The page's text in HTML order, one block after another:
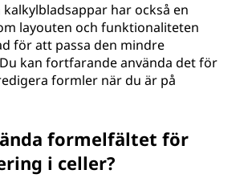
kalkylbladsappar har också en
layouten och funktionaliteten
för att passa den mindre
kan fortfarande använda det för
formler när du är på
formelfältet för
i celler?